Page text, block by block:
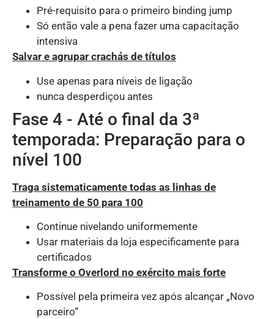
Pré-requisito para o primeiro binding jump
Só então vale a pena fazer uma capacitação
intensiva
Salvar e agrupar crachás de títulos
Use apenas para níveis de ligação
nunca desperdiçou antes
Fase 4 - Até o final da 3ª
temporada: Preparação para o
nível 100
Traga sistematicamente todas as linhas de
treinamento de 50 para 100
Continue nivelando uniformemente
Usar materiais da loja especificamente para
certificados
Transforme o Overlord no exército mais forte
Possível pela primeira vez após alcançar „Novo
parceiro“